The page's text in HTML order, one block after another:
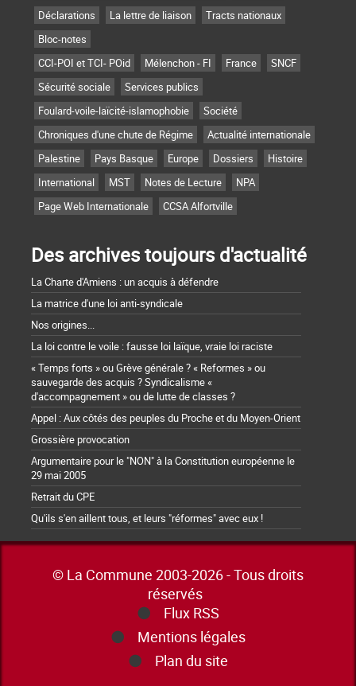
Déclarations
La lettre de liaison
Tracts nationaux
Bloc-notes
CCI-POI et TCI- POid
Mélenchon - FI France
SNCF
Sécurité sociale
Services publics
Foulard-voile-laïcité-islamophobie
Société
Chroniques d'une chute de Régime
Actualité internationale
Palestine
Pays Basque Europe Dossiers
Histoire
International
MST Notes de Lecture
NPA
Page Web Internationale
CCSA Alfortville
Des archives toujours d'actualité
La Charte d'Amiens : un acquis à défendre
La matrice d'une loi anti-syndicale
Nos origines...
La loi contre le voile : fausse loi laïque, vraie loi raciste
« Temps forts » ou Grève générale ? « Reformes » ou
sauvegarde des acquis ? Syndicalisme «
d'accompagnement » ou de lutte de classes ?
Appel : Aux côtés des peuples du Proche et du Moyen-Orient
Grossière provocation
Argumentaire pour le "NON" à la Constitution européenne le
29 mai 2005
Retrait du CPE
Qu'ils s'en aillent tous, et leurs "réformes" avec eux !
© La Commune 2003-2026 - Tous droits
réservés
Flux RSS
Mentions légales
Plan du site